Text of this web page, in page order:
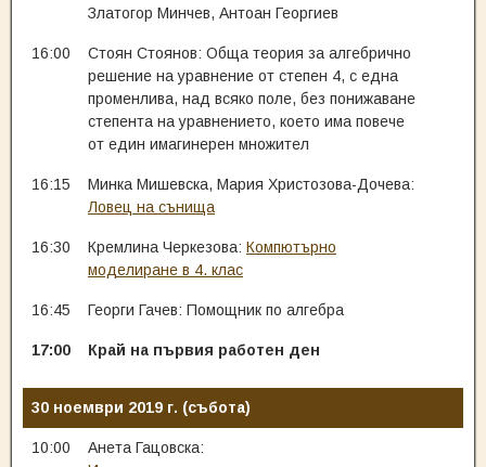
Златогор Минчев, Антоан Георгиев
16:00
Стоян Стоянов: Обща теория за алгебрично
решение на уравнение от степен 4, с една
променлива, над всяко поле, без понижаване
степента на уравнението, което има повече
от един имагинерен множител
16:15
Минка Мишевска, Мария Христозова-Дочева:
Ловец на сънища
16:30 Кремлина Черкезова: Компютърно
моделиране в 4. клас
16:45 Георги Гачев: Помощник по алгебра
17:00 Край на първия работен ден
30 ноември 2019 г. (събота)
10:00
Анета Гацовска: